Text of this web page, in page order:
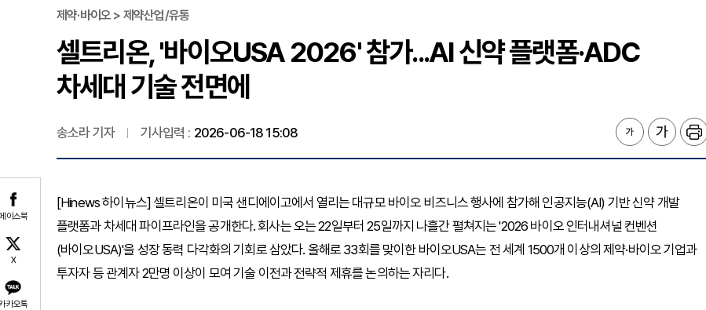
이스북
X
카오톡
제약·바이오 > 제약산업/유통
셀트리온, '바이오USA 2026' 참가...AI 신약 플랫폼·ADC
차세대 기술 전면에
송소라 기자 기사입력 : 2026-06-18 15:08
[Hinews 하이뉴스] 셀트리온이 미국 샌디에이고에서 열리는 대규모 바이오 비즈니스 행사에 참가해 인공지능(AI) 기반 신약 개발
플랫폼과 차세대 파이프라인을 공개한다. 회사는 오는 22일부터 25일까지 나흘간 펼쳐지는 '2026 바이오 인터내셔널 컨벤션
(바이오USA)'을 성장 동력 다각화의 기회로 삼았다. 올해로 33회를 맞이한 바이오USA는 전 세계 1500개 이상의 제약·바이오 기업과
투자자 등 관계자 2만명 이상이 모여 기술 이전과 전략적 제휴를 논의하는 자리다.